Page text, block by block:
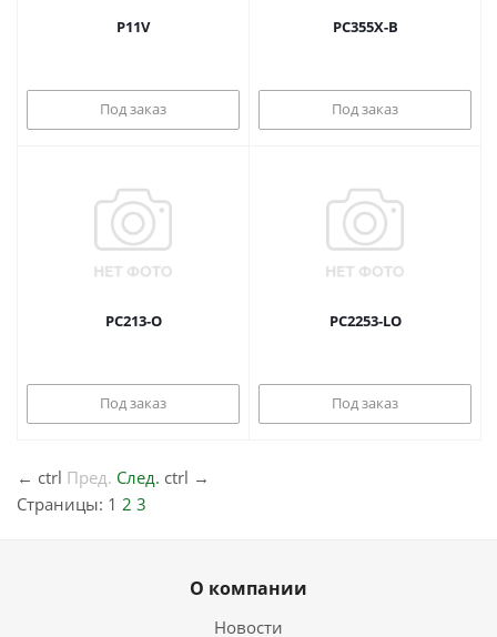
P11V
Под заказ
PC355X-B
Под заказ
PC213-O
Под заказ
PC2253-LO
Под заказ
← ctrl Пред. След. ctrl →
Страницы: 1 2 3
О компании
Новости